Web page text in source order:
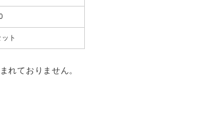
ト
れておりません。